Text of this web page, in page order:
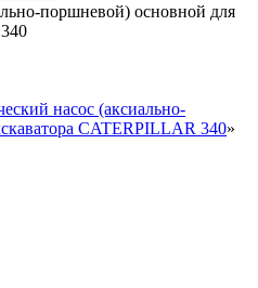
поршневой) основной для
насос (аксиально-
CATERPILLAR 340»